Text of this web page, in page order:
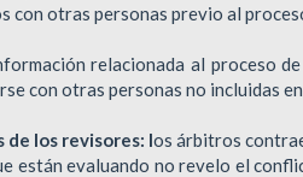
con otras personas previo al
relacionada al proceso
con otras personas no incluidas
los revisores: los árbitros
están evaluando no revelo el